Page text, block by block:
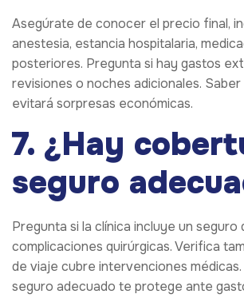
Asegúrate de conocer el precio final,
anestesia, estancia hospitalaria,
posteriores. Pregunta si hay gastos
revisiones o noches adicionales.
evitará sorpresas económicas.
7. ¿Hay
seguro
Pregunta si la clínica incluye un seguro
complicaciones quirúrgicas. Verifica
de viaje cubre intervenciones
seguro adecuado te protege ante